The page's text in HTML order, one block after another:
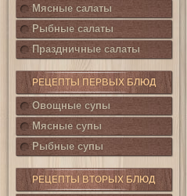
Мясные салаты
Рыбные салаты
Праздничные салаты
РЕЦЕПТЫ ПЕРВЫХ БЛЮД
Овощные супы
Мясные супы
Рыбные супы
РЕЦЕПТЫ ВТОРЫХ БЛЮД